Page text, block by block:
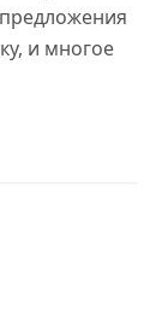
и многое